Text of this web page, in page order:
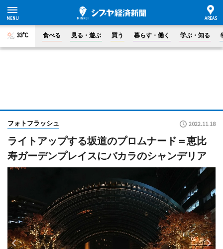
33°C 食べる 見る・遊ぶ 買う 暮らす・働く 学ぶ・知る
フォトフラッシュ 2022.11.18
ライトアップする坂道のプロムナード＝恵比
寿ガーデンプレイスにバカラのシャンデリア